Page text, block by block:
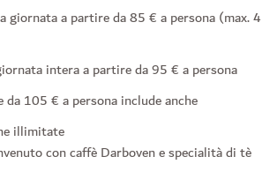
giornata a partire da 85 € a persona (max. 4
intera a partire da 95 € a persona
105 € a persona include anche
illimitate
con caffè Darboven e specialità di tè